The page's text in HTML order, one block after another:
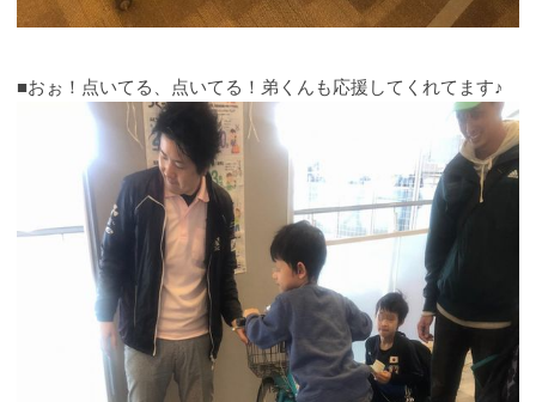
■おぉ！点いてる、点いてる！弟くんも応援してくれてます♪